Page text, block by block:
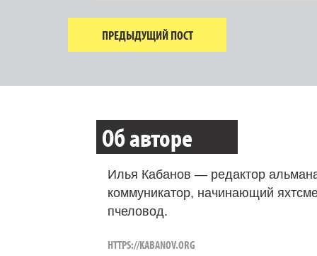
ПРЕДЫДУЩИЙ ПОСТ
Об авторе
Илья Кабанов — редактор
коммуникатор, начинающий
пчеловод.
HTTPS://KABANOV.ORG